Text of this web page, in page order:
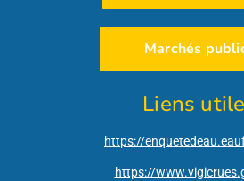
Marchés
Liens
https://
https://